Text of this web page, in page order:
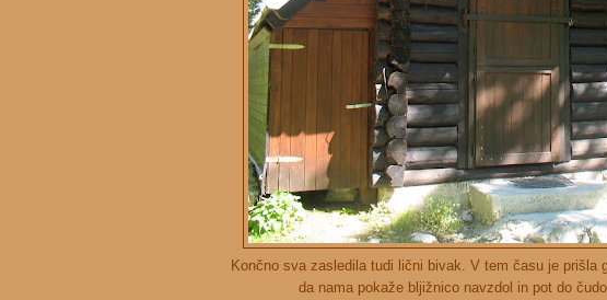
Končno sva zasledila tudi lični bivak. V tem času je prišla
da nama pokaže bljižnico navzdol in pot do